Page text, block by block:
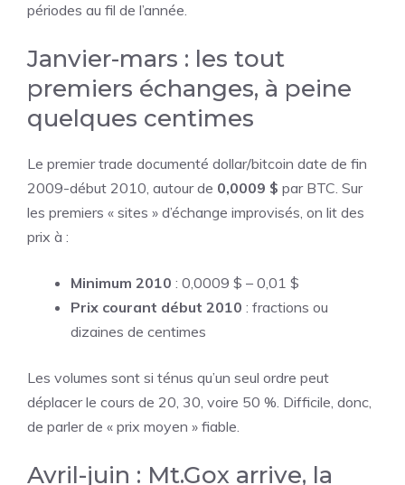
périodes au fil de l’année.
Janvier-mars : les tout
premiers échanges, à peine
quelques centimes
Le premier trade documenté dollar/bitcoin date de fin
2009-début 2010, autour de 0,0009 $ par BTC. Sur
les premiers « sites » d’échange improvisés, on lit des
prix à :
Minimum 2010 : 0,0009 $ – 0,01 $
Prix courant début 2010 : fractions ou
dizaines de centimes
Les volumes sont si ténus qu’un seul ordre peut
déplacer le cours de 20, 30, voire 50 %. Difficile, donc,
de parler de « prix moyen » fiable.
Avril-juin : Mt.Gox arrive, la